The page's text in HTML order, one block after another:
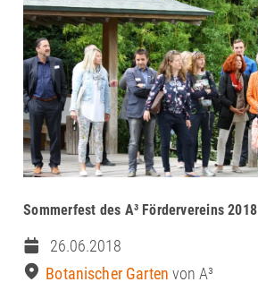
Sommerfest des A³ Fördervereins 2018
26.06.2018
Botanischer Garten von A³